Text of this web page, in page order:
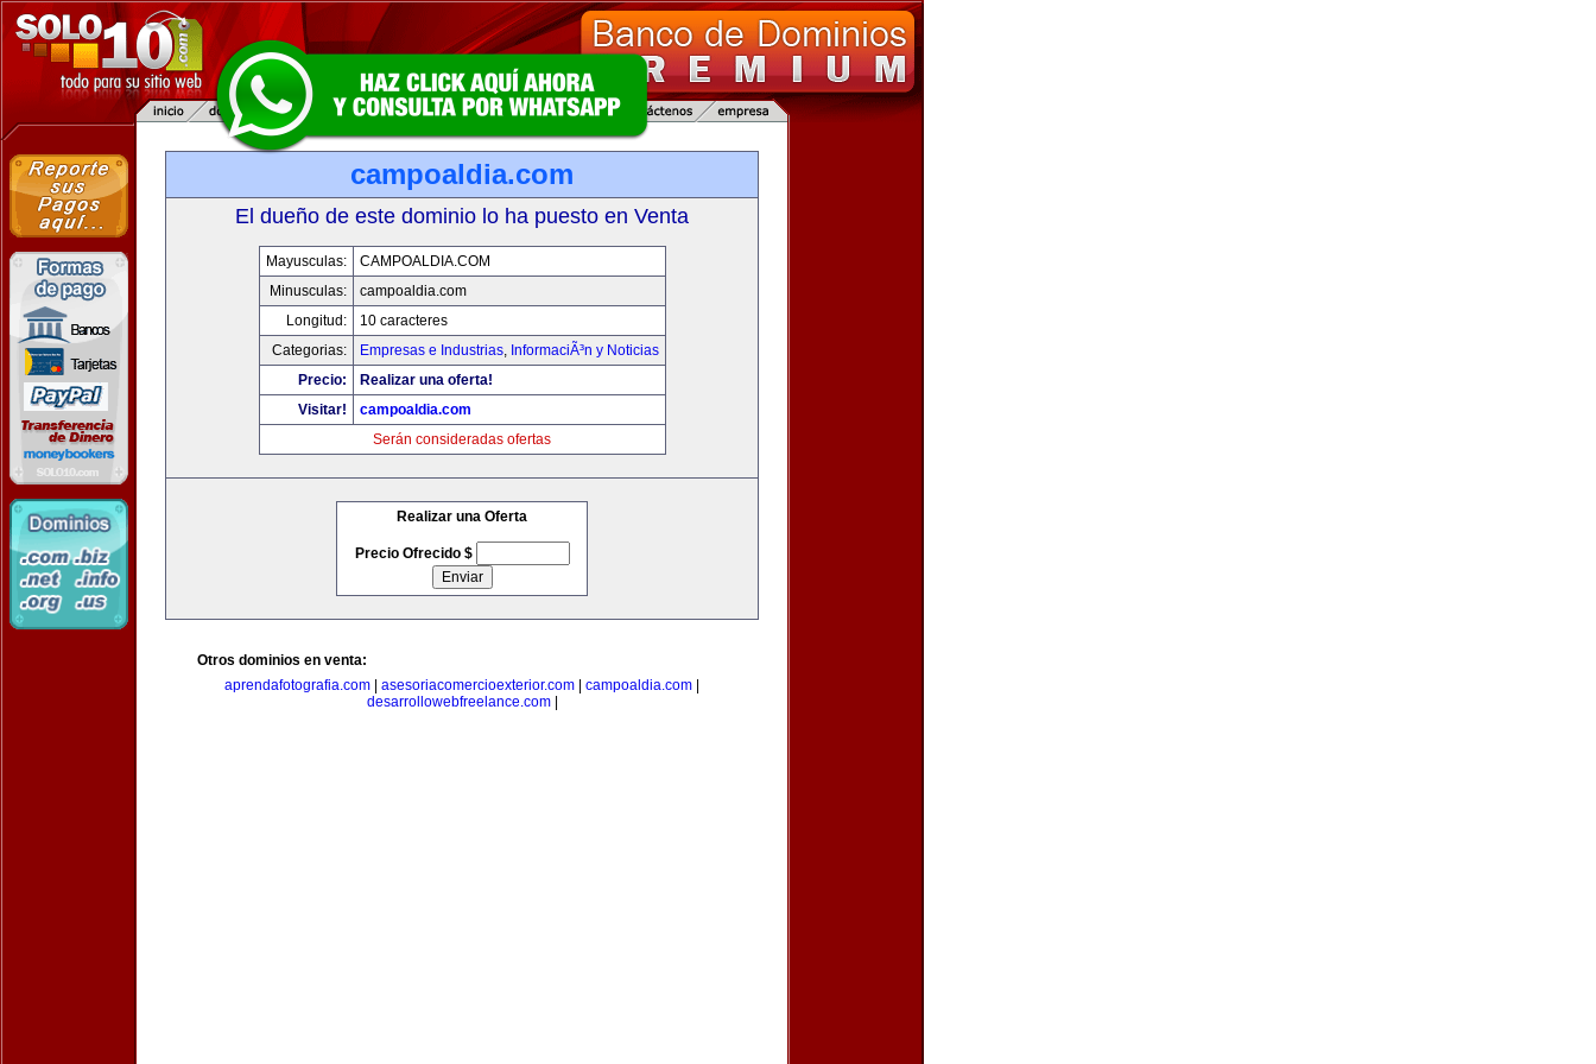
campoaldia.com
El dueño de este dominio lo ha puesto en Venta
Mayusculas:
CAMPOALDIA.COM
Minusculas:
campoaldia.com
Longitud:
10 caracteres
Categorias:
Empresas e Industrias, InformaciÃ³n y Noticias
Precio:
Realizar una oferta!
Visitar!
campoaldia.com
Serán consideradas ofertas
Realizar una Oferta
Precio Ofrecido $
Otros dominios en venta:
aprendafotografia.com
asesoriacomercioexterior.com campoaldia.com
desarrollowebfreelance.com|